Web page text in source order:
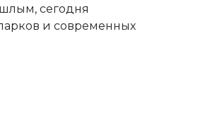
сегодня
и современных